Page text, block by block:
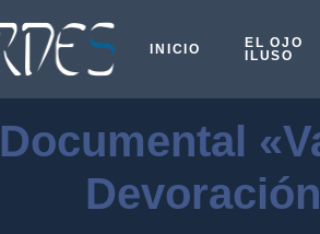
INICIO
EL OJO
ILUSO
Documental